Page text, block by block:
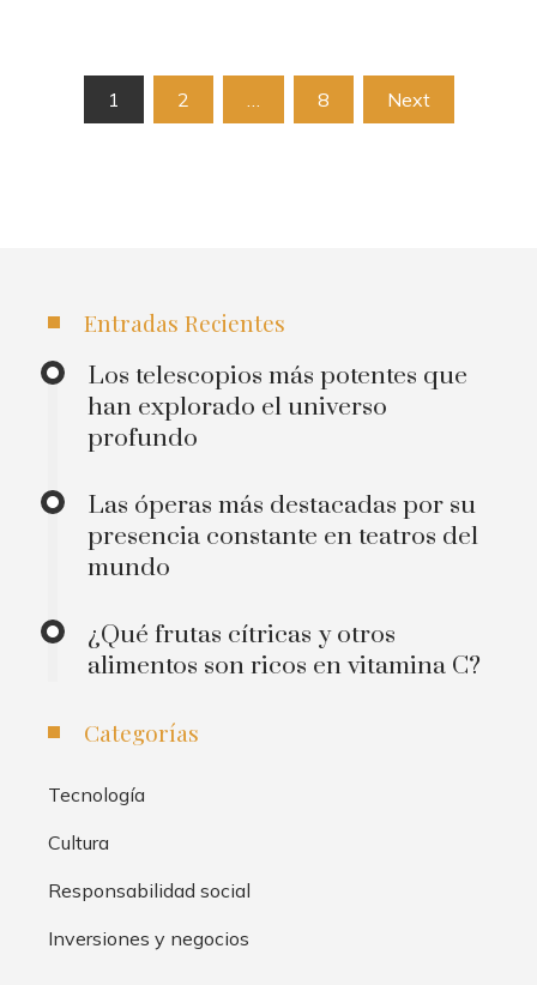
Paginación
1 2 8 Next
Entradas Recientes
Los telescopios más potentes que
han explorado el universo
profundo
Las óperas más destacadas por su
presencia constante en teatros del
mundo
¿Qué frutas cítricas y otros
alimentos son ricos en vitamina C?
Categorías
Tecnología
Cultura
Responsabilidad social
Inversiones y negocios